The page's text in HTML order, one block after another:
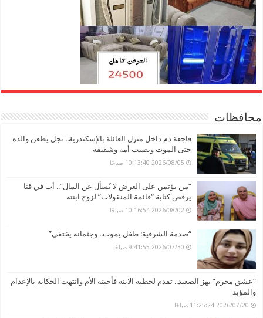
محافظات
فاجعة دم داخل منزل العائلة بالإسكندرية.. نجل يطعن والده
حتى الموت ويصيب أمه وشقيقه
2026/08/05 10:13:40 صباحًا
“من يؤتمن على العرض لا يُسأل عن المال”.. أب في قنا
يرفض كتابة “قائمة المنقولات” لزوج ابنته
2026/08/02 10:16:54 صباحًا
“صدمة الشرقية: طفل يموت.. وجثمانه يختفي”
2026/07/30 9:41:55 صباحًا
“عشق محرم” يهز الصعيد.. تقدم لخطبة الابنة فأحبته الأم وانتهت الحكاية بالإعدام
والمؤبد
2026/07/20 11:25:24 صباحًا